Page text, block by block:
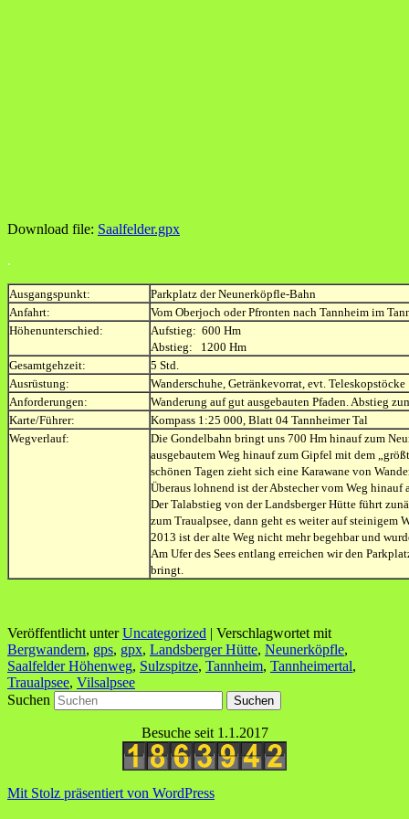
Download file: Saalfelder.gpx
.
Ausgangspunkt:
Parkplatz der Neunerköpfle-Bahn
Anfahrt:
Vom Oberjoch oder Pfronten nach Tannheim im
Höhenunterschied:
Aufstieg: 600 Hm
Abstieg: 1200 Hm
Gesamtgehzeit:
5 Std.
Ausrüstung:
Wanderschuhe, Getränkevorrat, evt. Teleskopstöcke
Anforderungen:
Wanderung auf gut ausgebauten Pfaden. Abstieg
Karte/Führer:
Kompass 1:25 000, Blatt 04 Tannheimer Tal
Wegverlauf:
Die Gondelbahn bringt uns 700 Hm hinauf zum
ausgebautem Weg hinauf zum Gipfel mit dem
schönen Tagen zieht sich eine Karawane von
Überaus lohnend ist der Abstecher vom Weg
Der Talabstieg von der Landsberger Hütte führt
zum Traualpsee, dann geht es weiter auf steinigem
2013 ist der alte Weg nicht mehr begehbar und
Am Ufer des Sees entlang erreichen wir den
bringt.
Veröffentlicht unter Uncategorized | Verschlagwortet mit
Bergwandern, gps, gpx, Landsberger Hütte, Neunerköpfle,
Saalfelder Höhenweg, Sulzspitze, Tannheim, Tannheimertal,
Traualpsee, Vilsalpsee
Suchen
Besuche seit 1.1.2017
Mit Stolz präsentiert von WordPress